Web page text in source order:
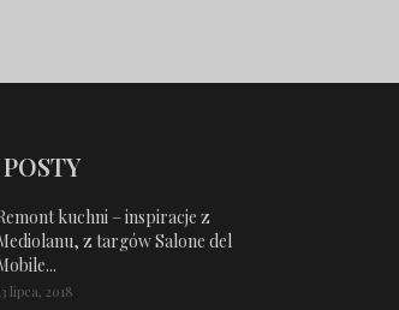
kuchni – inspiracje z
z targów Salone del
lipca, 2018